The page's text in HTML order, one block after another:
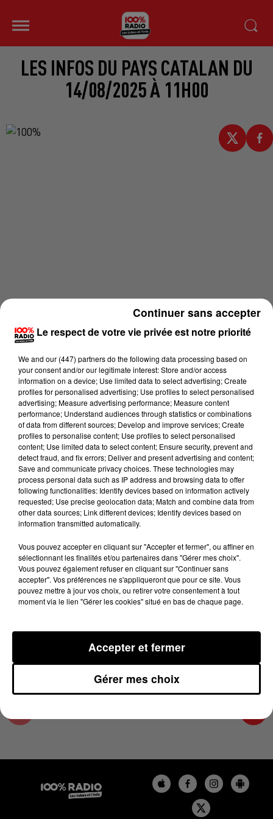
LES INFOS DU PAYS CATALAN DU
14/08/2025 À 11H00
Lecture (1 min 27 sec)
100%
100% Radio les infos du Pays Catalan
14 août 2025 - 1 min 27 sec
LES INFOS DU PAYS CATALAN DU 14/08/2025
À 11H00
Podcasts infos du Pays Catalan
Le respect de votre vie privée est notre priorité
We and our (447) partnersdo the following data processing based on
your consent and/or our legitimate interest: Store and/or access
information on a device; Use limited data to select advertising; Create
profiles for personalised advertising; Use profiles to select personalised
advertising; Measure advertising performance; Measure content
performance; Understand audiences through statistics or combinations
of data from different sources; Develop and improve services; Create
profiles to personalise content; Use profiles to select personalised
content; Use limited data to select content; Ensure security, prevent and
detect fraud, and fix errors; Deliver and present advertising and content;
Save and communicate privacy choices. These technologies may
process personal data such as IP address and browsing data to offer
following functionalities: Identify devices based on information actively
requested; Use precise geolocation data; Match and combine data from
other data sources; Link different devices; Identify devices based on
information transmitted automatically.
Vous pouvez accepter en cliquant sur "Accepter et fermer", ou affiner en
sélectionnant les finalités et/ou partenaires dans "Gérer mes choix".
Vous pouvez également refuser en cliquant sur "Continuer sans
accepter". Vos préférences ne s'appliqueront que pour ce site. Vous
pouvez mettre à jour vos choix, ou retirer votre consentement à tout
moment via le lien "Gérer les cookies" situé en bas de chaque page.
Gérer mes choix
Accepter et fermer
Continuer sans accepter